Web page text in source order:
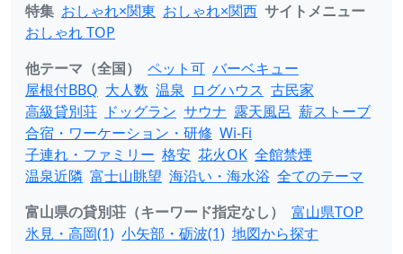
特集 おしゃれ×関東 おしゃれ×関西 サイトメニュー
おしゃれ TOP
他テーマ（全国）
ペット可 バーベキュー
屋根付BBQ 大人数 温泉 ログハウス 古民家
高級貸別荘 ドッグラン サウナ 露天風呂 薪ストーブ
合宿・ワーケーション・研修 Wi-Fi
子連れ・ファミリー 格安 花火OK 全館禁煙
温泉近隣 富士山眺望 海沿い・海水浴 全てのテーマ
富山県の貸別荘（キーワード指定なし）
富山県TOP
氷見・高岡(1) 小矢部・砺波(1) 地図から探す